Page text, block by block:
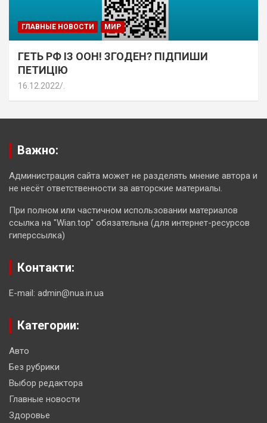
ГЛАВНЫЕ НОВОСТИ МИР
ГЕТЬ РФ ІЗ ООН! ЗГОДЕН? ПІДПИШИ
ПЕТИЦІЮ
16.12.2022
Важно:
Администрация сайта может не разделять мнение автора и
не несёт ответственности за авторские материалы.
При полном или частичном использовании материалов
ссылка на "Wian.top" обязательна (для интернет-ресурсов
гиперссылка)
Контакти:
E-mail: admin@nua.in.ua
Категории:
Авто
Без рубрики
Выбор редактора
Главные новости
Здоровье